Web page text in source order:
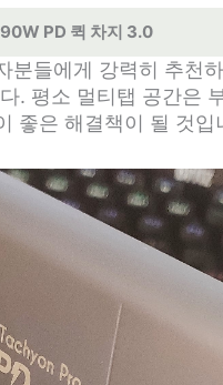
PD 퀵 차지 3.0
분들에게 강력히 추천
. 평소 멀티탭 공간은
좋은 해결책이 될 것입